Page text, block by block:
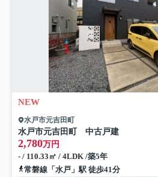
NEW
水戸市元吉田町
水戸市元吉田町 中古戸建
2,780万円
- / 110.33㎡ / 4LDK /築5年
常磐線「水戸」駅 徒歩41分